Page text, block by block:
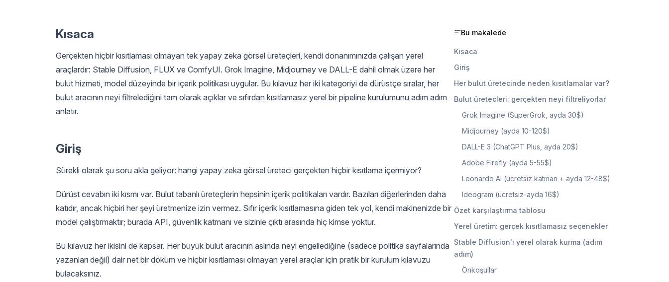
Kısaca
Gerçekten hiçbir kısıtlaması olmayan tek yapay zeka görsel üreteçleri, kendi donanımınızda çalışan yerel
araçlardır: Stable Diffusion, FLUX ve ComfyUI. Grok Imagine, Midjourney ve DALL-E dahil olmak üzere her
bulut hizmeti, model düzeyinde bir içerik politikası uygular. Bu kılavuz her iki kategoriyi de dürüstçe sıralar, her
bulut aracının neyi filtrelediğini tam olarak açıklar ve sıfırdan kısıtlamasız yerel bir pipeline kurulumunu adım adım
anlatır.
Giriş
Sürekli olarak şu soru akla geliyor: hangi yapay zeka görsel üreteci gerçekten hiçbir kısıtlama içermiyor?
Dürüst cevabın iki kısmı var. Bulut tabanlı üreteçlerin hepsinin içerik politikaları vardır. Bazıları diğerlerinden daha
katıdır, ancak hiçbiri her şeyi üretmenize izin vermez. Sıfır içerik kısıtlamasına giden tek yol, kendi makinenizde bir
model çalıştırmaktır; burada API, güvenlik katmanı ve sizinle çıktı arasında hiç kimse yoktur.
Bu kılavuz her ikisini de kapsar. Her büyük bulut aracının aslında neyi engellediğine (sadece politika sayfalarında
yazanları değil) dair net bir döküm ve hiçbir kısıtlaması olmayan yerel araçlar için pratik bir kurulum kılavuzu
bulacaksınız.
Bu makalede
Kısaca
Giriş
Her bulut üretecinde neden kısıtlamalar var?
Bulut üreteçleri: gerçekten neyi filtreliyorlar
Grok Imagine (SuperGrok, ayda 30$)
Midjourney (ayda 10-120$)
DALL-E 3 (ChatGPT Plus, ayda 20$)
Adobe Firefly (ayda 5-55$)
Leonardo AI (ücretsiz katman + ayda 12-48$)
Ideogram (ücretsiz-ayda 16$)
Özet karşılaştırma tablosu
Yerel üretim: gerçek kısıtlamasız seçenekler
Stable Diffusion'ı yerel olarak kurma (adım
adım)
Önkoşullar